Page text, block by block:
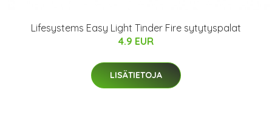
Lifesystems Easy Light Tinder Fire sytytyspalat
4.9 EUR
LISÄTIETOJA